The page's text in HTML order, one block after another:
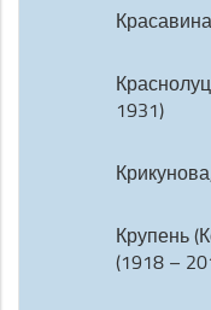
Красавина
1931)
Крупень
(1918 –